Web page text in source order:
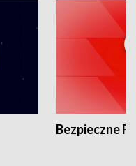
Bezpieczne